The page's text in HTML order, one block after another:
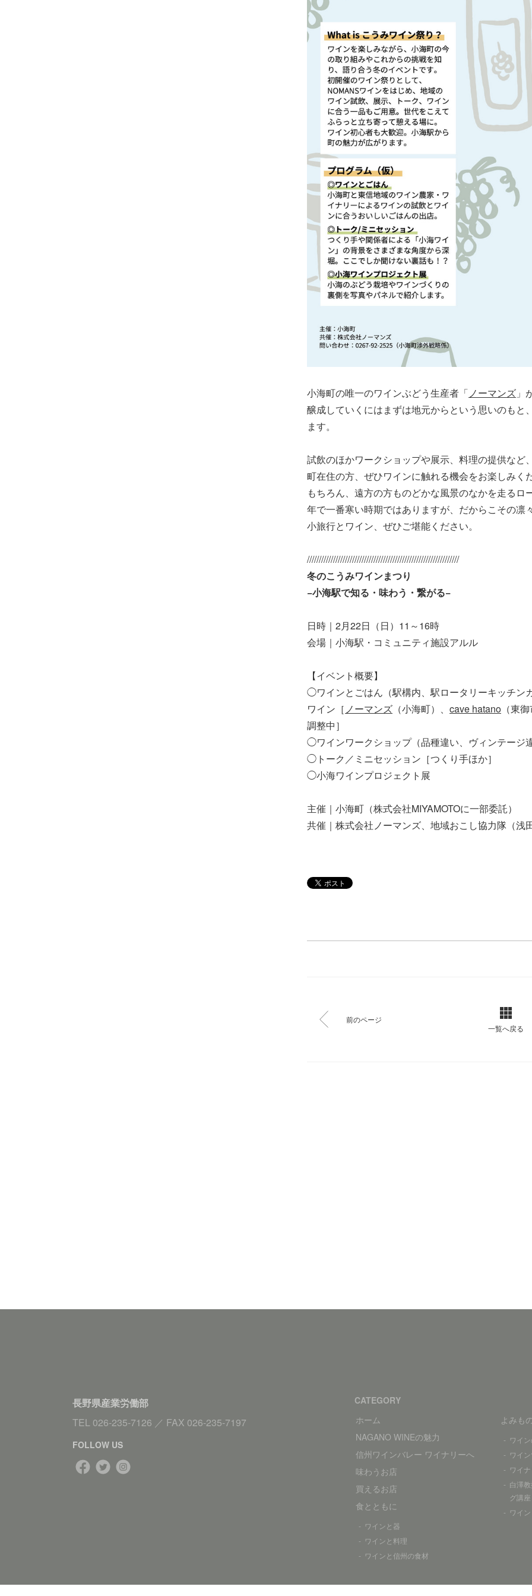
小海町の唯一のワインぶどう生産者「ノーマンズ 」
醸成していくにはまずは地元からという思いのもと
ます。
試飲のほかワークショップや展示、料理の提供など
町在住の方、ぜひワインに触れる機会をお楽しみくだ
もちろん、遠方の方ものどかな風景のなかを走るロ
年で一番寒い時期ではありますが、だからこその凛
小旅行とワイン、ぜひご堪能ください。
////////////////////////////////////////////////////////////////
冬のこうみワインまつり
−小海駅で知る・味わう・繋がる−
日時｜2月22日（日）11～16時
会場｜小海駅・コミュニティ施設アルル
【イベント概要】
◯ワインとごはん（駅構内、駅ロータリーキッチン
ワイン［ ノーマンズ （小海町）、 cave hatano （東御
調整中］
◯ワインワークショップ（品種違い、ヴィンテージ
◯トーク／ミニセッション［つくり手ほか］
◯小海ワインプロジェクト展
主催｜小海町（株式会社MIYAMOTOに一部委託）
共催｜株式会社ノーマンズ、地域おこし協力隊（浅
前のページ
一覧へ戻る
FOLLOW US
長野県産業労働部
TEL 026-235-7126 ／ FAX 026-235-7197
CATEGORY
ホーム
NAGANO WINEの魅力
信州ワインバレー ワイナリーへ
味わうお店
買えるお店
食とともに
ワインと器
ワインと料理
ワインと信州の食材
よみも
ワイ
ワイ
ワイ
白澤
グ講座
ワイ